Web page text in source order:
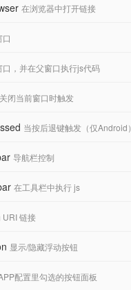
在浏览器中打开链接
口
口，并在父窗口执行js代码
闭当前窗口时触发
当按后退键触发（仅Android）
导航栏控制
在工具栏中执行 js
URI 链接
显示/隐藏浮动按钮
配置里勾选的按钮面板